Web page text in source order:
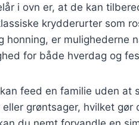
i ovn er, at de kan
krydderurter som
honning, er mulighederne
for både hverdag og
feed en familie uden at
grøntsager, hvilket gør